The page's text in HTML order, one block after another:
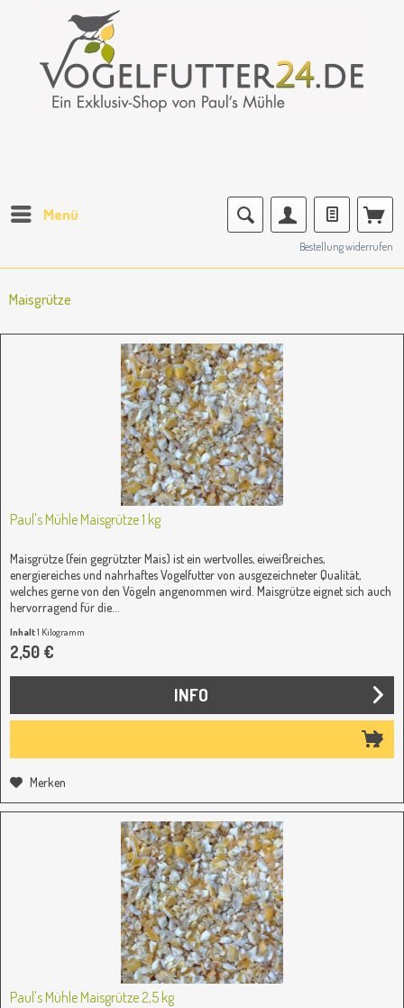
Menü
Bestellung widerrufen
Maisgrütze
Paul's Mühle Maisgrütze 1 kg
Maisgrütze (fein gegrützter Mais) ist ein wertvolles, eiweißreiches,
energiereiches und nahrhaftes Vogelfutter von ausgezeichneter Qualität,
welches gerne von den Vögeln angenommen wird. Maisgrütze eignet sich auch
hervorragend für die...
Inhalt1 Kilogramm
2,50 €
INFO
Merken
Paul's Mühle Maisgrütze 2,5 kg